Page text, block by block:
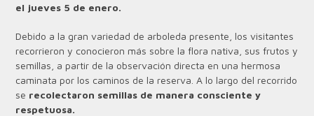
el jueves 5 de enero.
Debido a la gran variedad de arboleda presente, los visitantes
recorrieron y conocieron más sobre la flora nativa, sus frutos y
semillas, a partir de la observación directa en una hermosa
caminata por los caminos de la reserva. A lo largo del recorrido
se recolectaron semillas de manera consciente y
respetuosa.